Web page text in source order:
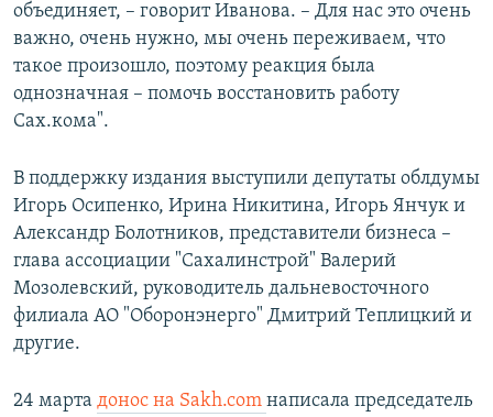
объединяет, – говорит Иванова. – Для нас это очень
важно, очень нужно, мы очень переживаем, что
такое произошло, поэтому реакция была
однозначная – помочь восстановить работу
Сах.кома".
В поддержку издания выступили депутаты облдумы
Игорь Осипенко, Ирина Никитина, Игорь Янчук и
Александр Болотников, представители бизнеса –
глава ассоциации "Сахалинстрой" Валерий
Мозолевский, руководитель дальневосточного
филиала АО "Оборонэнерго" Дмитрий Теплицкий и
другие.
24 марта донос на Sakh.com написала председатель